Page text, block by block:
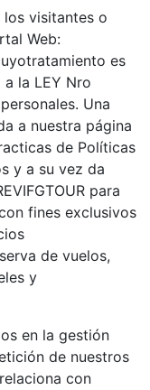
visitantes o
Web:
es
la LEY Nro
Una
a nuestra página
de Políticas
y a su vez da
para
fines exclusivos
de vuelos,
y
en la gestión
de nuestros
con